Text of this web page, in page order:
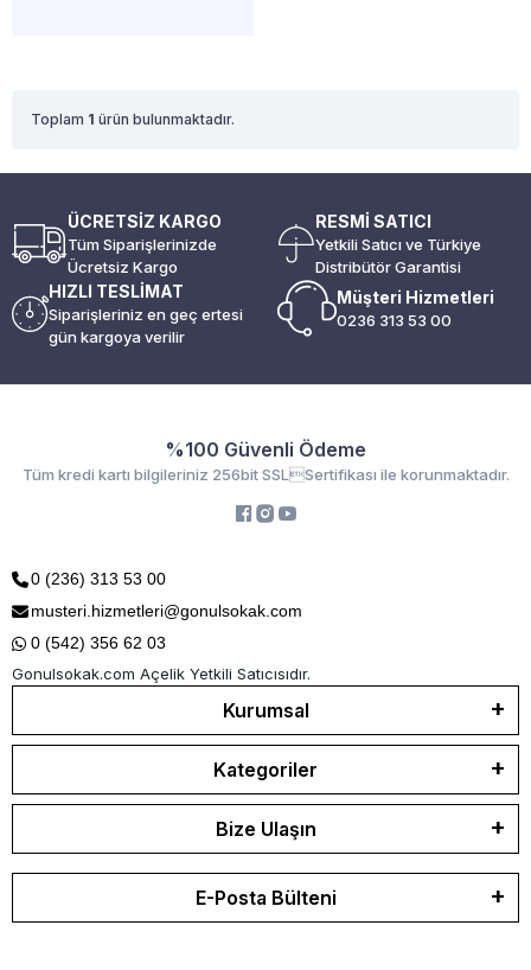
Toplam 1 ürün bulunmaktadır.
ÜCRETSİZ KARGO
Tüm Siparişlerinizde
Ücretsiz Kargo
RESMİ SATICI
Yetkili Satıcı ve Türkiye
Distribütör Garantisi
HIZLI TESLİMAT
Siparişleriniz en geç ertesi
gün kargoya verilir
Müşteri Hizmetleri
0236 313 53 00
%100 Güvenli Ödeme
Tüm kredi kartı bilgileriniz 256bit SSLSertifikası ile korunmaktadır.
0 (236) 313 53 00
musteri.hizmetleri@gonulsokak.com
0 (542) 356 62 03
Gonulsokak.com Açelik Yetkili Satıcısıdır.
Kurumsal
Kategoriler
Bize Ulaşın
E-Posta Bülteni